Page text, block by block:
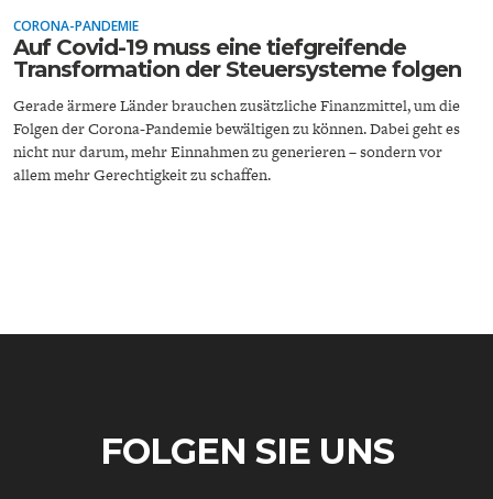
INDUSTRIEPOLITIK
ENERGIE & UMWELT
CORONA-PANDEMIE
Auf Covid-19 muss eine tiefgreifende
Transformation der Steuersysteme folgen
Gerade ärmere Länder brauchen zusätzliche Finanzmittel, um die
Folgen der Corona-Pandemie bewältigen zu können. Dabei geht es
nicht nur darum, mehr Einnahmen zu generieren – sondern vor
allem mehr Gerechtigkeit zu schaffen.
FOLGEN SIE UNS